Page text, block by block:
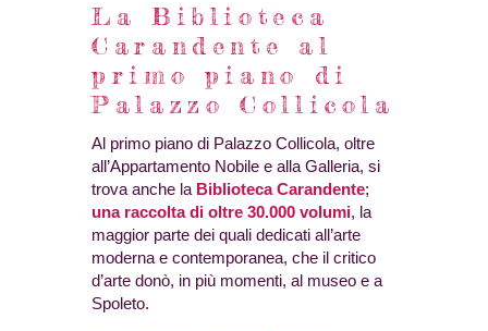
La Biblioteca
Carandente al
primo piano di
Palazzo Collicola
Al primo piano di Palazzo Collicola, oltre
all’Appartamento Nobile e alla Galleria, si
trova anche la Biblioteca Carandente;
una raccolta di oltre 30.000 volumi, la
maggior parte dei quali dedicati all’arte
moderna e contemporanea, che il critico
d’arte donò, in più momenti, al museo e a
Spoleto.